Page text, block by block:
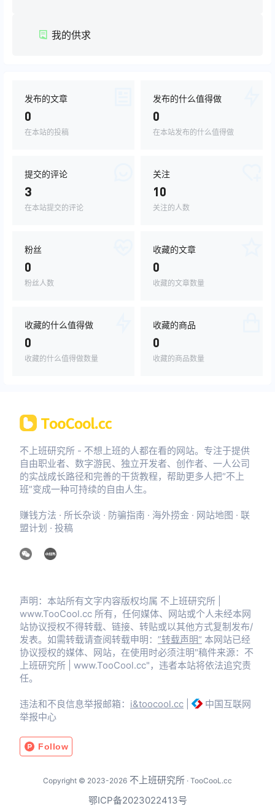
我的供求
发布的文章
0
在本站的投稿
发布的什么值得做
0
在本站发布的什么值得做
提交的评论
3
在本站提交的评论
关注
10
关注的人数
粉丝
0
粉丝人数
收藏的文章
0
收藏的文章数量
收藏的什么值得做
0
收藏的什么值得做数量
收藏的商品
0
收藏的商品数量
不上班研究所 - 不想上班的人都在看的网站。专注于提供
自由职业者、数字游民、独立开发者、创作者、一人公司
的实战成长路径和完善的干货教程，帮助更多人把“不上
班”变成一种可持续的自由人生。
赚钱方法 · 所长杂谈 · 防骗指南 · 海外捞金 · 网站地图 · 联
盟计划 · 投稿
声明：本站所有文字内容版权均属 不上班研究所 |
www.TooCool.cc 所有，任何媒体、网站或个人未经本网
站协议授权不得转载、链接、转贴或以其他方式复制发布/
发表。如需转载请查阅转载申明： ”转载声明“ 本网站已经
协议授权的媒体、网站，在使用时必须注明"稿件来源：不
上班研究所 | www.TooCool.cc"，违者本站将依法追究责
任。
违法和不良信息举报邮箱： i&toocool.cc
中国互联网
举报中心
Copyright © 2023-2026 不上班研究所 · TooCooL.cc
鄂ICP备2023022413号